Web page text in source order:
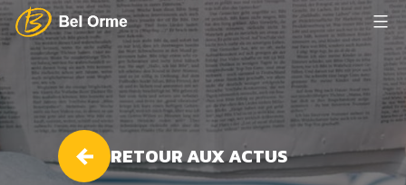
Aller
au
contenu
Lycée
Bel
Orme
RETOUR AUX ACTUS